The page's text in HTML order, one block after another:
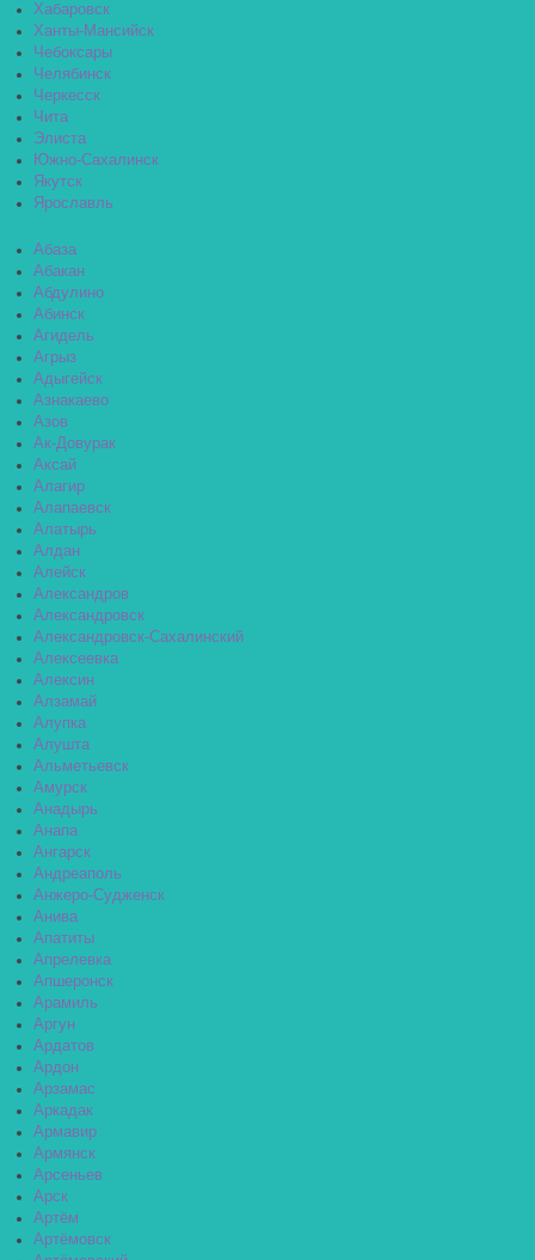
Хабаровск
Ханты-Мансийск
Чебоксары
Челябинск
Черкесск
Чита
Элиста
Южно-Сахалинск
Якутск
Ярославль
Абаза
Абакан
Абдулино
Абинск
Агидель
Агрыз
Адыгейск
Азнакаево
Азов
Ак-Довурак
Аксай
Алагир
Алапаевск
Алатырь
Алдан
Алейск
Александров
Александровск
Александровск-Сахалинский
Алексеевка
Алексин
Алзамай
Алупка
Алушта
Альметьевск
Амурск
Анадырь
Анапа
Ангарск
Андреаполь
Анжеро-Судженск
Анива
Апатиты
Апрелевка
Апшеронск
Арамиль
Аргун
Ардатов
Ардон
Арзамас
Аркадак
Армавир
Армянск
Арсеньев
Арск
Артём
Артёмовск